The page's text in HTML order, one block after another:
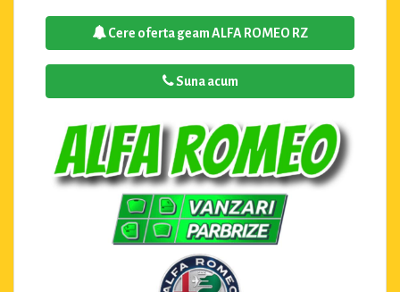
Cere oferta geam ALFA ROMEO RZ
Suna acum